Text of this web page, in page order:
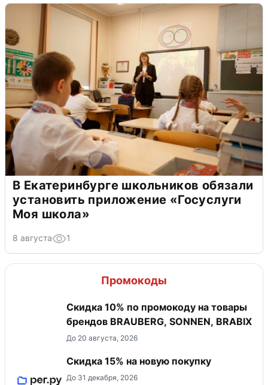
В Екатеринбурге школьников обязали
установить приложение «Госуслуги
Моя школа»
8 августа 1
Промокоды
Скидка 10% по промокоду на товары
брендов BRAUBERG, SONNEN, BRABIX
До 20 августа, 2026
Скидка 15% на новую покупку
До 31 декабря, 2026